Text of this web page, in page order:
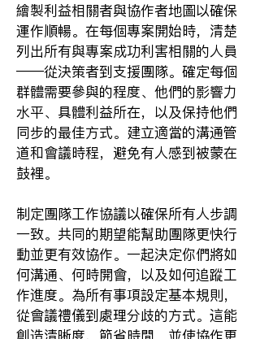
繪製利益相關者與協作者地圖以確保
運作順暢。在每個專案開始時，清楚
列出所有與專案成功利害相關的人員
——從決策者到支援團隊。確定每個
群體需要參與的程度、他們的影響力
水平、具體利益所在，以及保持他們
同步的最佳方式。建立適當的溝通管
道和會議時程，避免有人感到被蒙在
鼓裡。
制定團隊工作協議以確保所有人步調
一致。共同的期望能幫助團隊更快行
動並更有效協作。一起決定你們將如
何溝通、何時開會，以及如何追蹤工
作進度。為所有事項設定基本規則，
從會議禮儀到處理分歧的方式。這能